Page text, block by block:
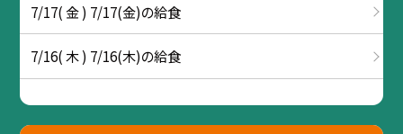
7/17( 金 ) 7/17(金)の給食
7/16( 木 ) 7/16(木)の給食